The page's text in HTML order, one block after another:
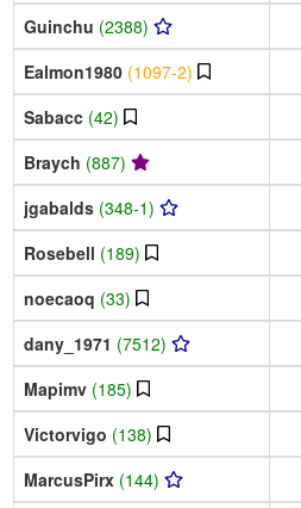
Guinchu (2388)
Ealmon1980 (1097-2)
Sabacc (42)
Braych (887)
jgabalds (348-1)
Rosebell (189)
noecaoq (33)
dany_1971 (7512)
Mapimv (185)
Victorvigo (138)
MarcusPirx (144)